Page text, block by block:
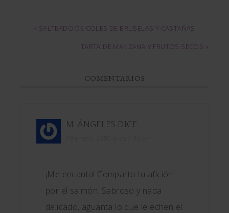
« SALTEADO DE COLES DE BRUSELAS Y CASTAÑAS
TARTA DE MANZANA Y FRUTOS SECOS »
COMENTARIOS
M. ÁNGELES DICE
¡Me encanta! Comparto tu afición
por el salmón. Sabroso y nada
delicado, aguanta lo que le echen el